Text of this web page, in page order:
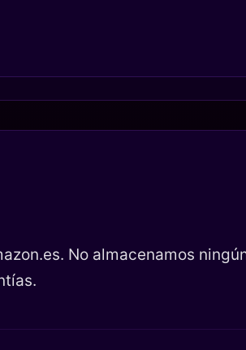
No almacenamos